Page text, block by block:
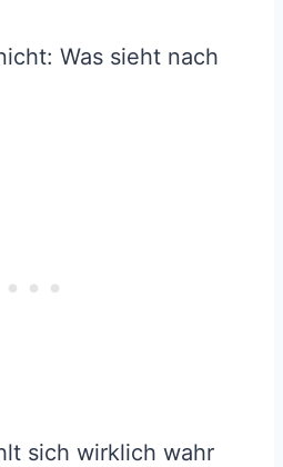
Was sieht nach
sich wirklich wahr